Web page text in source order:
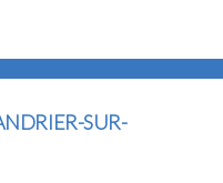
SUR-